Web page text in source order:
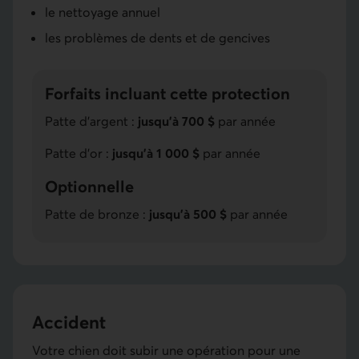
le nettoyage annuel
les problèmes de dents et de gencives
Forfaits incluant cette protection
Patte d'argent : jusqu'à 700 $ par année
Patte d'or : jusqu'à 1 000 $ par année
Optionnelle
Patte de bronze : jusqu'à 500 $ par année
Accident
Votre chien doit subir une opération pour une